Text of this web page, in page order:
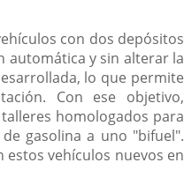
con dos depósitos
automática y sin alterar la
lo que permite
Con ese objetivo,
homologados para
gasolina a uno "bifuel".
vehículos nuevos en